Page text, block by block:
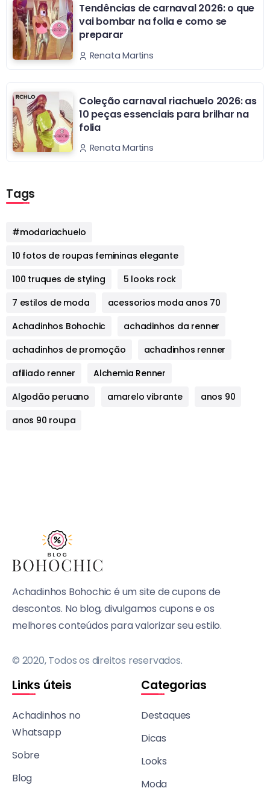
Tendências de carnaval 2026: o que
vai bombar na folia e como se
preparar
Renata Martins
Coleção carnaval riachuelo 2026: as
10 peças essenciais para brilhar na
folia
Renata Martins
Tags
#modariachuelo
10 fotos de roupas femininas elegante
100 truques de styling
5 looks rock
7 estilos de moda
acessorios moda anos 70
Achadinhos Bohochic
achadinhos da renner
achadinhos de promoção
achadinhos renner
afiliado renner
Alchemia Renner
Algodão peruano
amarelo vibrante
anos 90
anos 90 roupa
Achadinhos Bohochic é um site de cupons de
descontos. No blog, divulgamos cupons e os
melhores conteúdos para valorizar seu estilo.
© 2020, Todos os direitos reservados.
Links úteis
Achadinhos no
Whatsapp
Sobre
Blog
Categorias
Destaques
Dicas
Looks
Moda